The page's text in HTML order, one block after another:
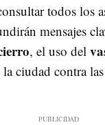
todos los
mensajes
, el uso del
ciudad contra